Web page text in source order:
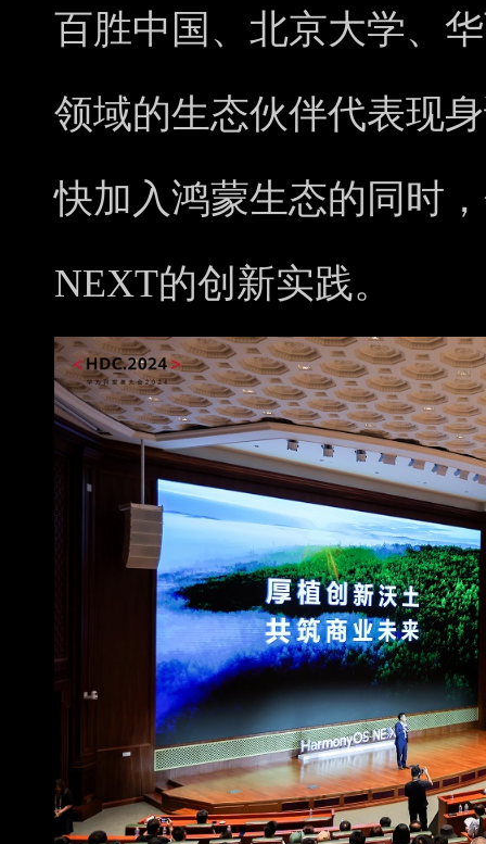
百胜中国、北京大学、
领域的生态伙伴代表现
快加入鸿蒙生态的同时
NEXT的创新实践。